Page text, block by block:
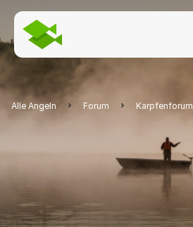
Alle Angeln Forum Karpfenforum